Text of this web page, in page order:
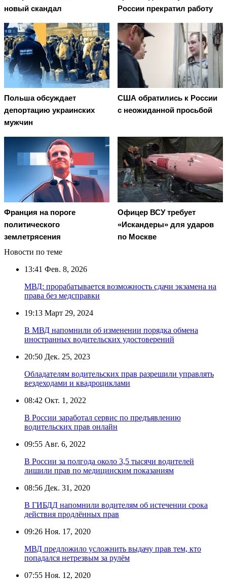
новый скандал
России прекратил работу
Польша обсуждает
депортацию украинских
мужчин
США обратились к России
с неожиданной просьбой
Франция на пороге
политического
землетрясения
Офицер ВСУ требует
«Искандеры» для ударов
по Москве
Новости по теме
13:41 Фев. 8, 2026
МВД: прорабатывается возможность сдачи экзамена на
права без медсправки
19:13 Март 29, 2024
В МВД напомнили об изменении порядка обмена
иностранных водительских удостоверений
20:50 Дек. 25, 2023
Обладателям водительских прав разрешили управлять
вездеходами и квадроциклами
08:42 Окт. 1, 2022
В России заработал сервис по предъявлению
водительских прав онлайн
09:55 Авг. 6, 2022
В России за полгода около 3,5 тысячи водителей
лишили прав по медицинским показаниям
08:56 Дек. 31, 2020
В ГИБДД напомнили водителям об истечении срока
действия продлённых прав
09:26 Ноя. 17, 2020
МВД предложило усложнить выдачу прав тем, кто
попадался нетрезвым за рулём
07:55 Ноя. 12, 2020